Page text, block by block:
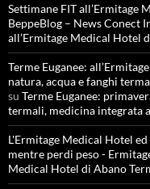
Settimane FIT all’Ermitage
BeppeBlog – News Conect
all’Ermitage Medical Hotel
Terme Euganee:
natura, acqua e fanghi
su Terme Euganee:
termali, medicina integrata
L'Ermitage Medical Hotel
mentre perdi peso -
Medical Hotel di Abano